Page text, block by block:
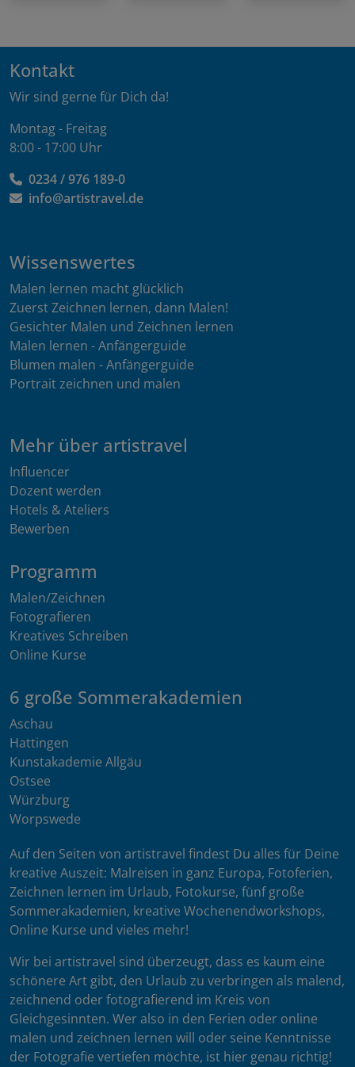
Kontakt
Wir sind gerne für Dich da!
Montag - Freitag
8:00 - 17:00 Uhr
0234 / 976 189-0
info@artistravel.de
Wissenswertes
Malen lernen macht glücklich
Zuerst Zeichnen lernen, dann Malen!
Gesichter Malen und Zeichnen lernen
Malen lernen - Anfängerguide
Blumen malen - Anfängerguide
Portrait zeichnen und malen
Mehr über artistravel
Influencer
Dozent werden
Hotels & Ateliers
Bewerben
Programm
Malen/Zeichnen
Fotografieren
Kreatives Schreiben
Online Kurse
6 große Sommerakademien
Aschau
Hattingen
Kunstakademie Allgäu
Ostsee
Würzburg
Worpswede
Auf den Seiten von artistravel findest Du alles für Deine
kreative Auszeit: Malreisen in ganz Europa, Fotoferien,
Zeichnen lernen im Urlaub, Fotokurse, fünf große
Sommerakademien, kreative Wochenendworkshops,
Online Kurse und vieles mehr!
Wir bei artistravel sind überzeugt, dass es kaum eine
schönere Art gibt, den Urlaub zu verbringen als malend,
zeichnend oder fotografierend im Kreis von
Gleichgesinnten. Wer also in den Ferien oder online
malen und zeichnen lernen will oder seine Kenntnisse
der Fotografie vertiefen möchte, ist hier genau richtig!